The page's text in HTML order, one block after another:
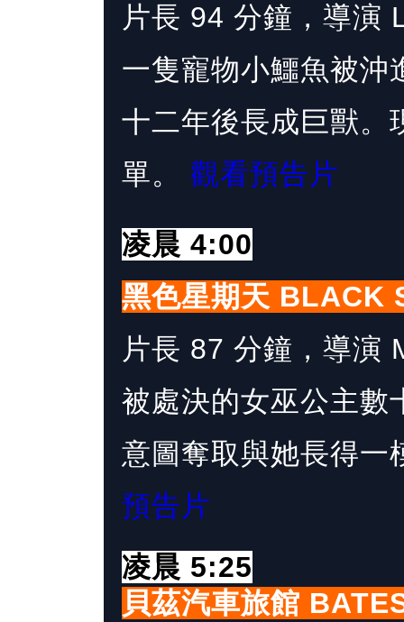
片長 94 分鐘，導演
一隻寵物小鱷魚被沖
十二年後長成巨獸。
單。 觀看預告片
凌晨 4:00
黑色星期天 BLACK
片長 87 分鐘，導演
被處決的女巫公主數
意圖奪取與她長得
預告片
凌晨 5:25
貝茲汽車旅館